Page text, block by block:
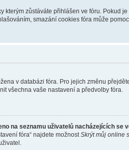
kterým zůstáváte přihlášen ve fóru.
smazání cookies fóra může
v databázi fóra. Pro jejich změnu
všechna vaše nastavení a předvolby fóra.
na seznamu uživatelů nacházejících se
fóra“ najdete možnost Skrýt můj online